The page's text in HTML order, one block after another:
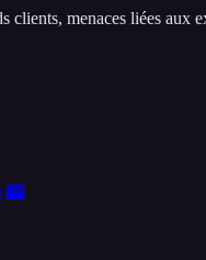
clients, menaces liées
🎰